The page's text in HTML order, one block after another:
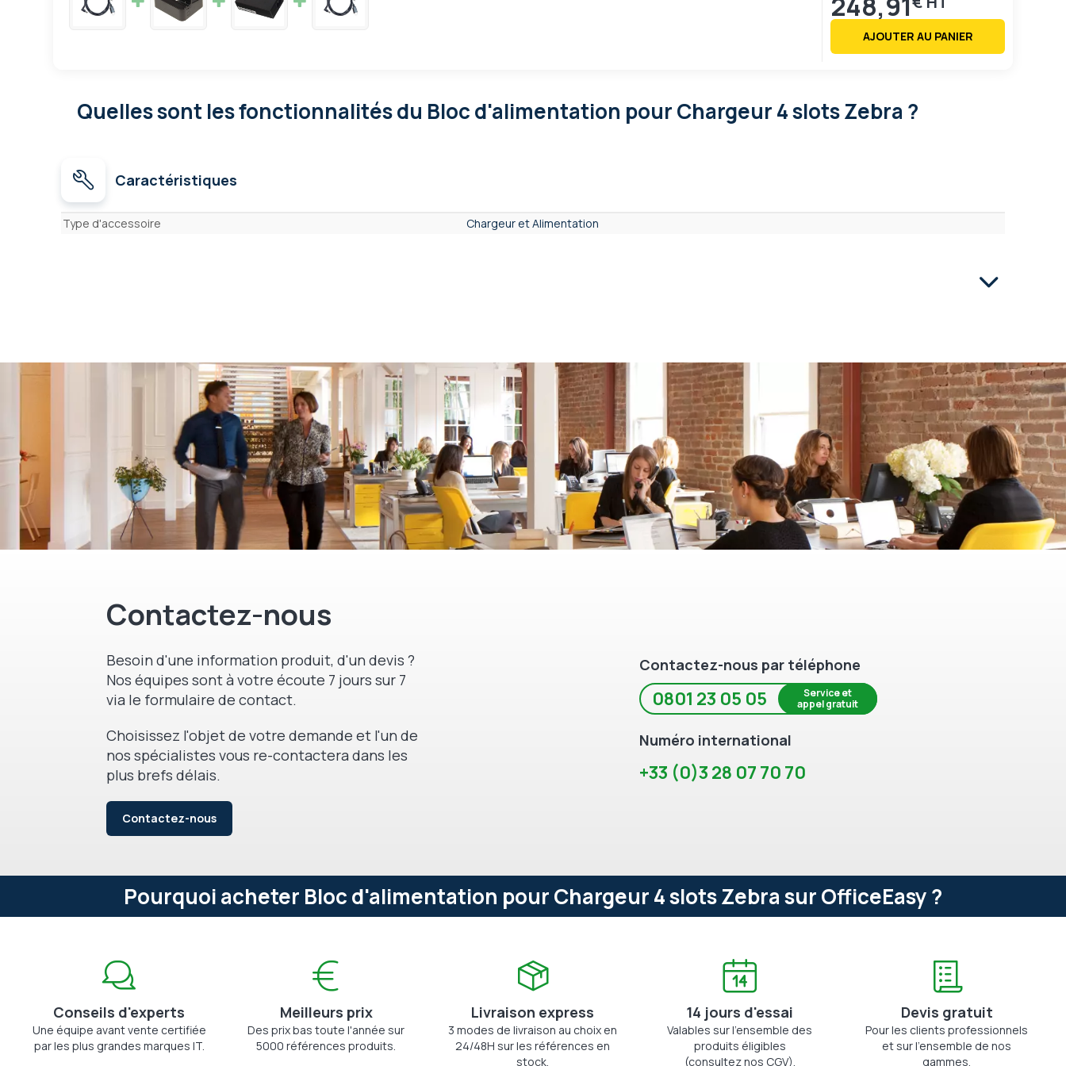
AJOUTER AU PANIER
Quelles sont les fonctionnalitésdu Bloc d'alimentation pour Chargeur 4 slots Zebra ?
Caractéristiques
Caractéristiques
Type d'accessoire Chargeur et Alimentation
Contactez-nous
Besoin d'une information produit, d'un devis ?
Nos équipes sont à votre écoute 7 jours sur 7
via le formulaire de contact.
Choisissez l'objet de votre demande et l'un de
nos spécialistes vous re-contactera dans les
plus brefs délais.
Contactez-nous
Contactez-nous par téléphone
0801 23 05 05
Service et
appel gratuit
Numéro international
+33 (0)3 28 07 70 70
Pourquoi acheter Bloc d'alimentation pour Chargeur 4 slots Zebra sur OfficeEasy ?
Conseils d'experts
Une équipe avant vente certifiée
par les plus grandes marques IT.
Meilleurs prix
Des prix bas toute l'année sur
5000 références produits.
Livraison express
3 modes de livraison au choix en
24/48H sur les références en
stock.
14 jours d'essai
Valables sur l'ensemble des
produits éligibles
(consultez nos CGV).
Devis gratuit
Pour les clients professionnels
et sur l'ensemble de nos
gammes.